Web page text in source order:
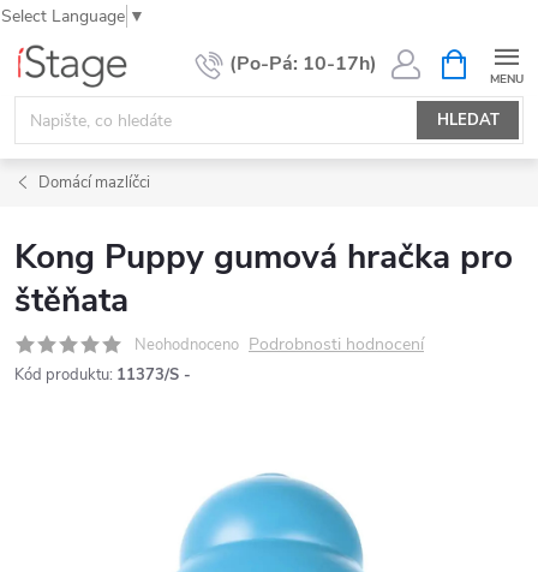
Select Language ▼
Přejít
obsah
HLEDAT
NÁKUPNÍ
KOŠÍK
Domácí mazlíčci
Kong Puppy gumová hračka pro
štěňata
Neohodnoceno Podrobnosti hodnocení
Kód produktu: 11373/S -